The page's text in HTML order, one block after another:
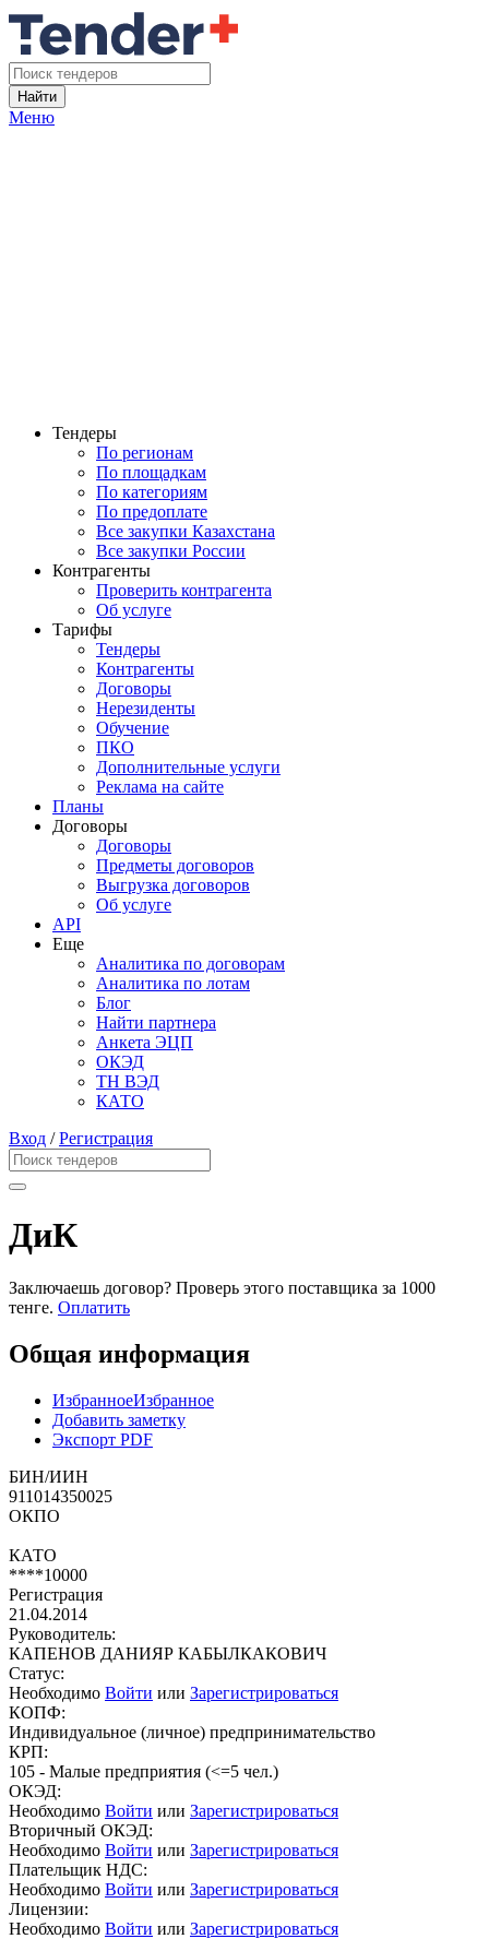
Найти
Меню
Тендеры
По регионам
По площадкам
По категориям
По предоплате
Все закупки Казахстана
Все закупки России
Контрагенты
Проверить контрагента
Об услуге
Тарифы
Тендеры
Контрагенты
Договоры
Нерезиденты
Обучение
ПКО
Дополнительные услуги
Реклама на сайте
Планы
Договоры
Договоры
Предметы договоров
Выгрузка договоров
Об услуге
API
Еще
Аналитика по договорам
Аналитика по лотам
Блог
Найти партнера
Анкета ЭЦП
ОКЭД
ТН ВЭД
КАТО
Вход /Регистрация
ДиК
Заключаешь договор? Проверь этого поставщика за 1000
тенге. Оплатить
Общая информация
ИзбранноеИзбранное
Добавить заметку
Экспорт PDF
БИН/ИИН
911014350025
ОКПО
КАТО
****10000
Регистрация
21.04.2014
Руководитель:
КАПЕНОВ ДАНИЯР КАБЫЛКАКОВИЧ
Статус:
Необходимо Войти или Зарегистрироваться
КОПФ:
Индивидуальное (личное) предпринимательство
КРП:
105 - Малые предприятия (<=5 чел.)
ОКЭД:
Необходимо Войти или Зарегистрироваться
Вторичный ОКЭД:
Необходимо Войти или Зарегистрироваться
Плательщик НДС:
Необходимо Войти или Зарегистрироваться
Лицензии:
Необходимо Войти или Зарегистрироваться